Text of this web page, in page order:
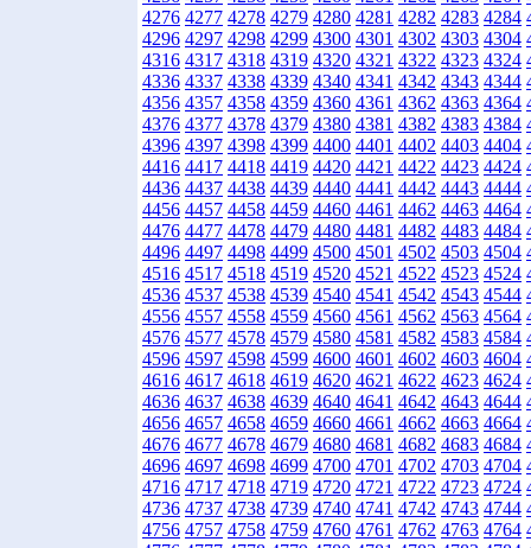
4276 4277 4278 4279 4280 4281 4282 4283 4284
4296 4297 4298 4299 4300 4301 4302 4303 4304
4316 4317 4318 4319 4320 4321 4322 4323 4324
4336 4337 4338 4339 4340 4341 4342 4343 4344
4356 4357 4358 4359 4360 4361 4362 4363 4364
4376 4377 4378 4379 4380 4381 4382 4383 4384
4396 4397 4398 4399 4400 4401 4402 4403 4404
4416 4417 4418 4419 4420 4421 4422 4423 4424
4436 4437 4438 4439 4440 4441 4442 4443 4444
4456 4457 4458 4459 4460 4461 4462 4463 4464
4476 4477 4478 4479 4480 4481 4482 4483 4484
4496 4497 4498 4499 4500 4501 4502 4503 4504
4516 4517 4518 4519 4520 4521 4522 4523 4524
4536 4537 4538 4539 4540 4541 4542 4543 4544
4556 4557 4558 4559 4560 4561 4562 4563 4564
4576 4577 4578 4579 4580 4581 4582 4583 4584
4596 4597 4598 4599 4600 4601 4602 4603 4604
4616 4617 4618 4619 4620 4621 4622 4623 4624
4636 4637 4638 4639 4640 4641 4642 4643 4644
4656 4657 4658 4659 4660 4661 4662 4663 4664
4676 4677 4678 4679 4680 4681 4682 4683 4684
4696 4697 4698 4699 4700 4701 4702 4703 4704
4716 4717 4718 4719 4720 4721 4722 4723 4724
4736 4737 4738 4739 4740 4741 4742 4743 4744
4756 4757 4758 4759 4760 4761 4762 4763 4764